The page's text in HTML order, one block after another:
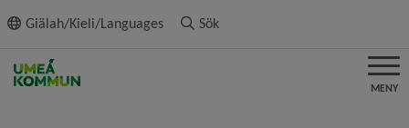
innehållet
Giälah/Kieli/Languages Sök
MENY